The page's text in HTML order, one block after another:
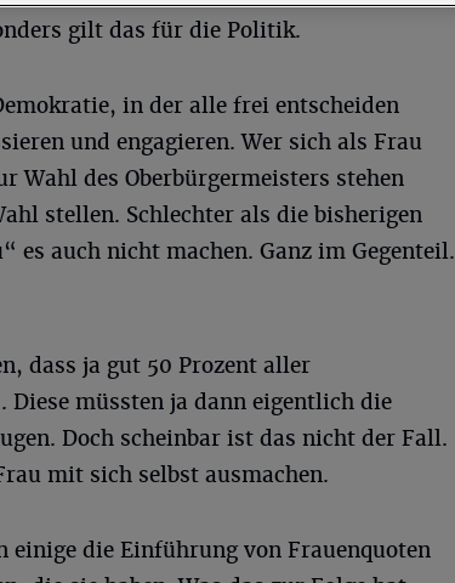
gilt das für die Politik.
in der alle frei entscheiden
und engagieren. Wer sich als Frau
Wahl des Oberbürgermeisters stehen
stellen. Schlechter als die bisherigen
es auch nicht machen. Ganz im Gegenteil.
dass ja gut 50 Prozent aller
Diese müssten ja dann eigentlich die
Doch scheinbar ist das nicht der Fall.
mit sich selbst ausmachen.
einige die Einführung von Frauenquoten